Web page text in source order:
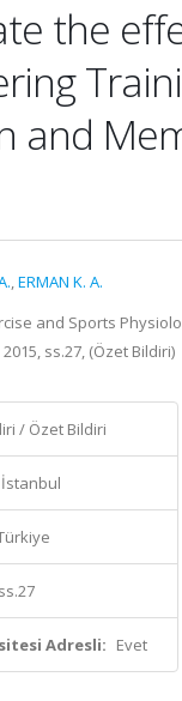
the
and
,ERMAN K. A.
and Sports
ss.27, (Özet Bildiri)
/ Özet Bildiri
İstanbul
ss.27
Adresli: Evet